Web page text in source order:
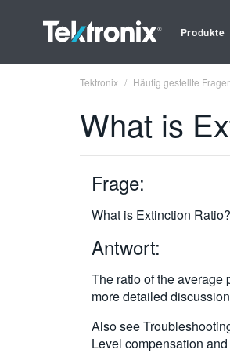
Produkte
Tektronix Häufig gestellte
What is
Frage:
What is Extinction Ratio?
Antwort:
The ratio of the average
more detailed
Also see
Level compensation